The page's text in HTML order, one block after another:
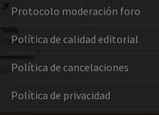
Protocolo moderación foro
Política de calidad editorial
Política de cancelaciones
Política de privacidad